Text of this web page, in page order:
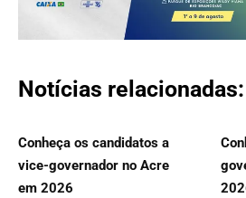
Notícias relacionadas:
Conheça os candidatos a
vice-governador no Acre
em 2026